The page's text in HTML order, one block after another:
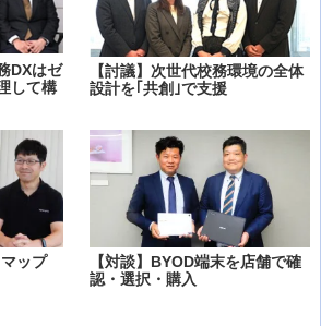
DXはゼ
して構
【討議】次世代校務環境の全体
設計を｢共創｣で支援
マップ
【対談】BYOD端末を店舗で確
認・選択・購入